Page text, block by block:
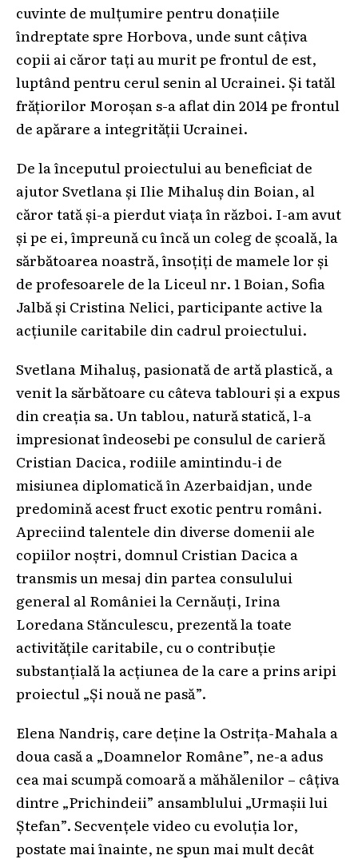
cuvinte de mulțumire pentru donațiile
îndreptate spre Horbova, unde sunt câțiva
copii ai căror tați au murit pe frontul de est,
luptând pentru cerul senin al Ucrainei. Și tatăl
frățiorilor Moroșan s-a aflat din 2014 pe frontul
de apărare a integrității Ucrainei.
De la începutul proiectului au beneficiat de
ajutor Svetlana și Ilie Mihaluș din Boian, al
căror tată și-a pierdut viața în război. I-am avut
și pe ei, împreună cu încă un coleg de școală, la
sărbătoarea noastră, însoțiți de mamele lor și
de profesoarele de la Liceul nr. 1 Boian, Sofia
Jalbă și Cristina Nelici, participante active la
acțiunile caritabile din cadrul proiectului.
Svetlana Mihaluș, pasionată de artă plastică, a
venit la sărbătoare cu câteva tablouri și a expus
din creația sa. Un tablou, natură statică, l-a
impresionat îndeosebi pe consulul de carieră
Cristian Dacica, rodiile amintindu-i de
misiunea diplomatică în Azerbaidjan, unde
predomină acest fruct exotic pentru români.
Apreciind talentele din diverse domenii ale
copiilor noștri, domnul Cristian Dacica a
transmis un mesaj din partea consulului
general al României la Cernăuți, Irina
Loredana Stănculescu, prezentă la toate
activitățile caritabile, cu o contribuție
substanțială la acțiunea de la care a prins aripi
proiectul „Și nouă ne pasă”.
Elena Nandriș, care deține la Ostrița-Mahala a
doua casă a „Doamnelor Române”, ne-a adus
cea mai scumpă comoară a măhălenilor – câțiva
dintre „Prichindeii” ansamblului „Urmașii lui
Ștefan”. Secvențele video cu evoluția lor,
postate mai înainte, ne spun mai mult decât